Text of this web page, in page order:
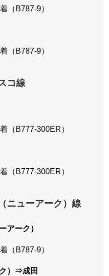
（B787-9）
（B787-9）
コ線
B777-300ER）
B777-300ER）
ニューアーク）線
アーク）
（B787-9）
）⇒成田